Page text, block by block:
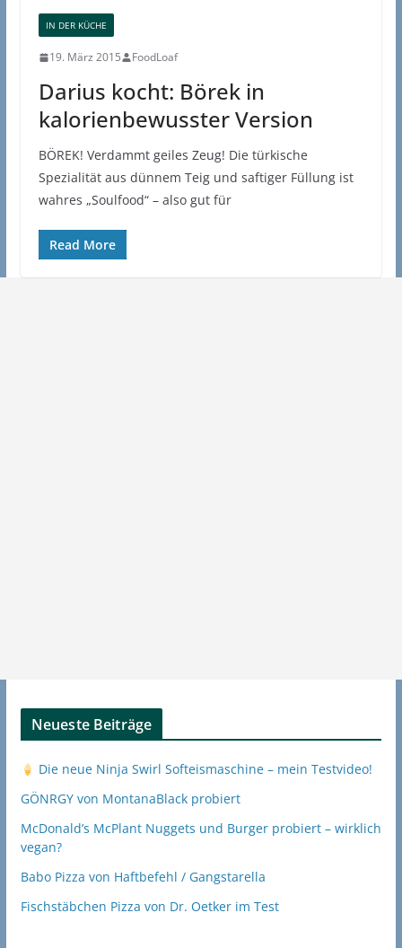
IN DER KÜCHE
19. März 2015 FoodLoaf
Darius kocht: Börek in
kalorienbewusster Version
BÖREK! Verdammt geiles Zeug! Die türkische
Spezialität aus dünnem Teig und saftiger Füllung ist
wahres „Soulfood“ – also gut für
Read More
Neueste Beiträge
Die neue Ninja Swirl Softeismaschine – mein Testvideo!
GÖNRGY von MontanaBlack probiert
McDonald’s McPlant Nuggets und Burger probiert – wirklich
vegan?
Babo Pizza von Haftbefehl / Gangstarella
Fischstäbchen Pizza von Dr. Oetker im Test